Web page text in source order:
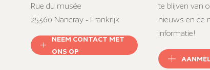
Rue du musée
25360 Nancray - Frankrijk
NEEM CONTACT MET
ONS OP
te blijven van
nieuws en de
informatie!